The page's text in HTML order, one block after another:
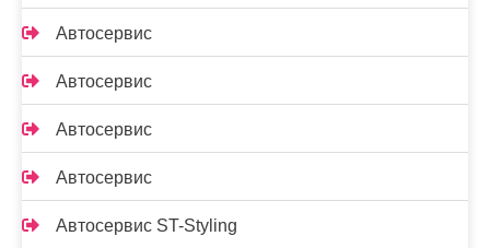
Автосервис
Автосервис
Автосервис
Автосервис
Автосервис ST-Styling